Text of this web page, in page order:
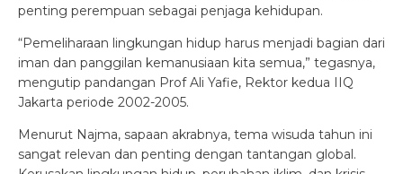
penting perempuan sebagai penjaga kehidupan.
“Pemeliharaan lingkungan hidup harus menjadi bagian dari
iman dan panggilan kemanusiaan kita semua,” tegasnya,
mengutip pandangan Prof Ali Yafie, Rektor kedua IIQ
Jakarta periode 2002-2005.
Menurut Najma, sapaan akrabnya, tema wisuda tahun ini
sangat relevan dan penting dengan tantangan global.